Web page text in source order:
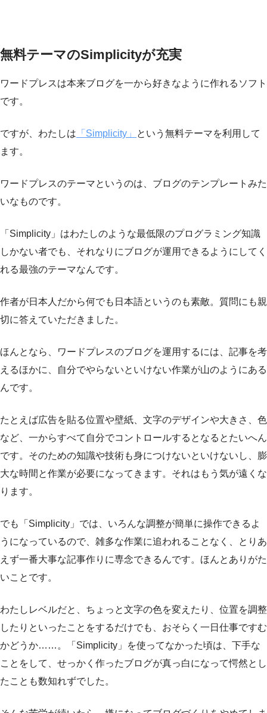
無料テーマのSimplicityが充実
ワードプレスは本来ブログを一から好きなように作れるソフト
です。
ですが、わたしは 「Simplicity」
という無料テーマを利用して
ます。
ワードプレスのテーマというのは、ブログのテンプレートみた
いなものです。
「Simplicity」はわたしのような最低限のプログラミング知識
しかない者でも、それなりにブログが運用できるようにしてく
れる最強のテーマなんです。
作者が日本人だから何でも日本語というのも素敵。質問にも親
切に答えていただきました。
ほんとなら、ワードプレスのブログを運用するには、記事を考
えるほかに、自分でやらないといけない作業が山のようにある
んです。
たとえば広告を貼る位置や壁紙、文字のデザインや大きさ、色
など、一からすべて自分でコントロールするとなるとたいへん
です。そのための知識や技術も身につけないといけないし、膨
大な時間と作業が必要になってきます。それはもう気が遠くな
ります。
でも「Simplicity」では、いろんな調整が簡単に操作できるよ
うになっているので、雑多な作業に追われることなく、とりあ
えず一番大事な記事作りに専念できるんです。ほんとありがた
いことです。
わたしレベルだと、ちょっと文字の色を変えたり、位置を調整
したりといったことをするだけでも、おそらく一日仕事ですむ
かどうか……。「Simplicity」を使ってなかった頃は、下手な
ことをして、せっかく作ったブログが真っ白になって愕然とし
たことも数知れずでした。